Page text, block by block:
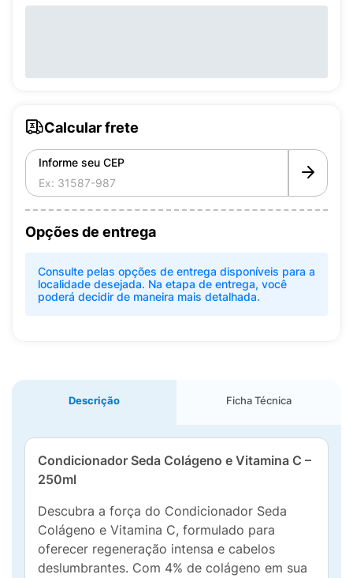
Calcular frete
Informe seu CEP
Opções de entrega
Consulte pelas opções de entrega disponíveis para a
localidade desejada. Na etapa de entrega, você
poderá decidir de maneira mais detalhada.
Descrição Ficha Técnica
Condicionador Seda Colágeno e Vitamina C –
250ml
Descubra a força do Condicionador Seda
Colágeno e Vitamina C, formulado para
oferecer regeneração intensa e cabelos
deslumbrantes. Com 4% de colágeno em sua